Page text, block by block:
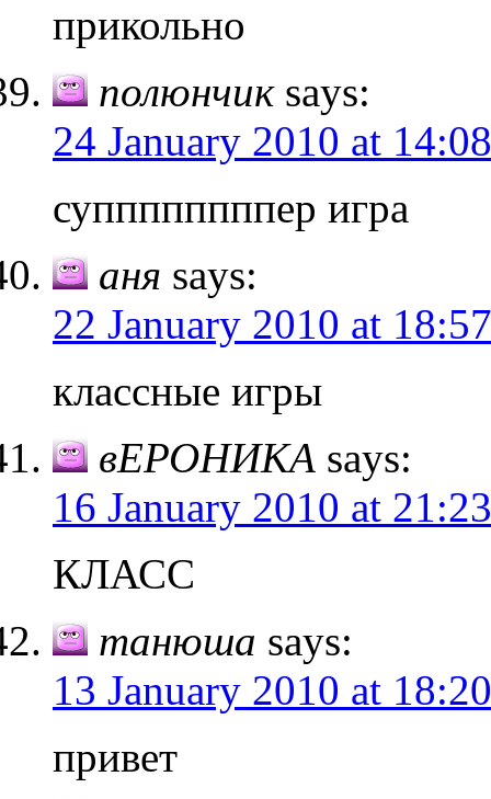
прикольно
полюнчик says:
24 January 2010 at 14:08
суппппппппер игра
аня says:
22 January 2010 at 18:57
классные игры
вЕРОНИКА says:
16 January 2010 at 21:23
КЛАСС
танюша says:
13 January 2010 at 18:20
привет